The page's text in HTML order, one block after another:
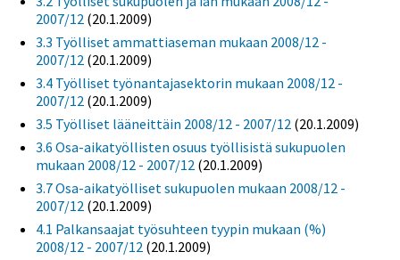
2007/12 (20.1.2009)
3.3 Työlliset ammattiaseman mukaan 2008/12 -
2007/12 (20.1.2009)
3.4 Työlliset työnantajasektorin mukaan 2008/12 -
2007/12 (20.1.2009)
3.5 Työlliset lääneittäin 2008/12 - 2007/12 (20.1.2009)
3.6 Osa-aikatyöllisten osuus työllisistä sukupuolen
mukaan 2008/12 - 2007/12 (20.1.2009)
3.7 Osa-aikatyölliset sukupuolen mukaan 2008/12 -
2007/12 (20.1.2009)
4.1 Palkansaajat työsuhteen tyypin mukaan (%)
2008/12 - 2007/12 (20.1.2009)